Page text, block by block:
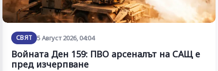
СВЯТ 5 Август 2026, 04:04
Войната Ден 159: ПВО арсеналът на САЩ е
пред изчерпване